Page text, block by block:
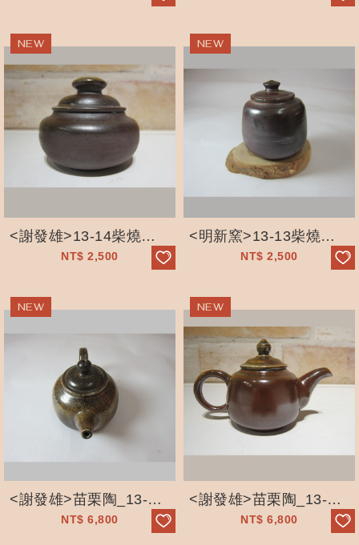
<謝發雄>13-14柴燒茶倉_茶罐
NT$ 2,500
<明新窯>13-13柴燒茶倉_茶罐
NT$ 2,500
<謝發雄>苗栗陶_13-05柴燒壺_手工拉坯_自然落灰
NT$ 6,800
<謝發雄>苗栗陶_13-04柴燒壺_手工拉坯_自然落灰
NT$ 6,800